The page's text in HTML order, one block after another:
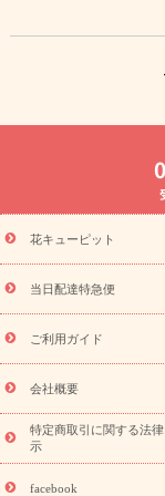
よく贈られる花
8月の誕生花(トル
お供え
ーブドフラワー
季
特集
お盆 花（新盆
盆・初盆）
お盆
フト
お盆・お供え
レゼント特集
夏の
敬老の日におくる
花ギフト・プレゼン
老の日 花鉢植えのギ
フト・プレゼント特
ペーン
映画『ウォ
「きょう誕生日な
誕生日フラワーギフト
花キューピット
当日配達特急便
ご利用ガイド
会社概要
特定商取引に関する法
示
facebook